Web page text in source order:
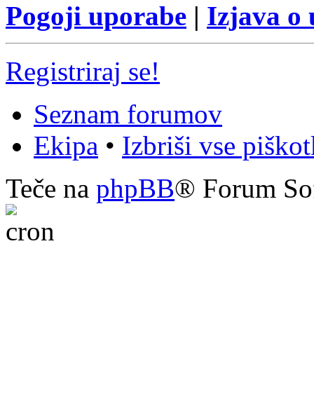
Pogoji uporabe | Izjava o
Registriraj se!
Seznam forumov
Ekipa • Izbriši vse
Teče na phpBB® Forum